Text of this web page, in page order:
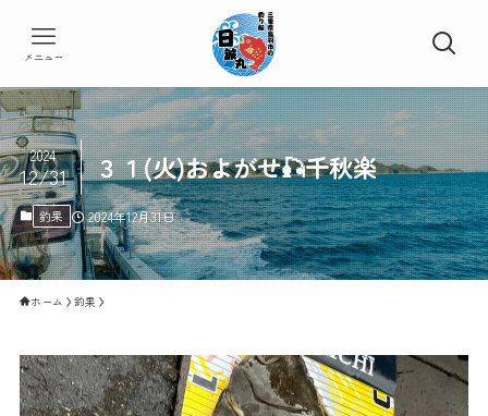
メニュー
３１(火)およがせ🎣千秋楽
2024
12/31
釣果 2024年12月31日
ホーム 釣果